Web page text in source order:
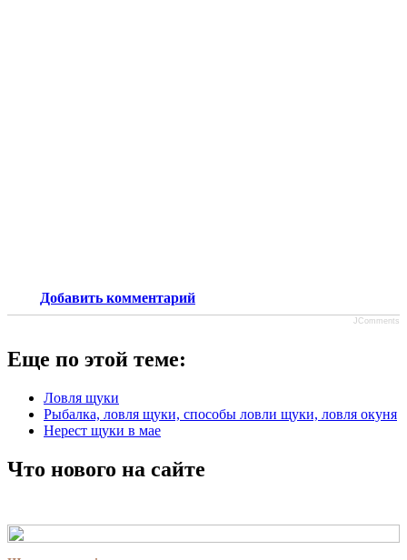
Добавить комментарий
JComments
Еще по этой теме:
Ловля щуки
Рыбалка, ловля щуки, способы ловли щуки, ловля окуня
Нерест щуки в мае
Что нового на сайте